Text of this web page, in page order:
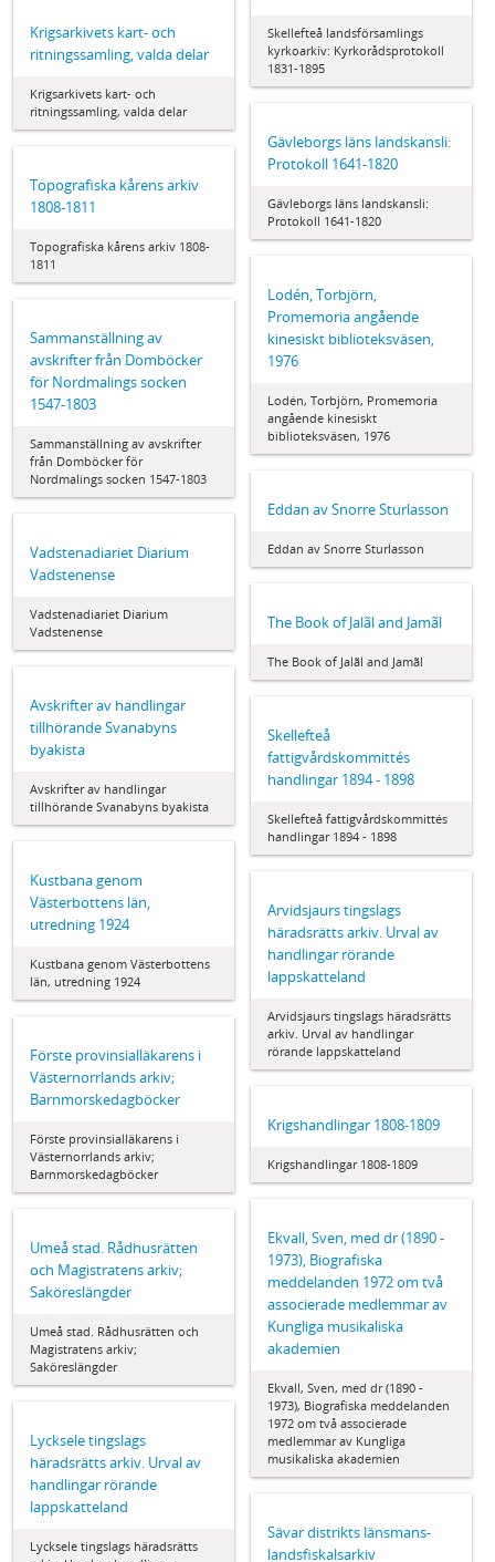
Skellefteå landsförsamlings
kyrkoarkiv: Kyrkorådsprotokoll
1831-1895
Krigsarkivets kart- och
ritningssamling, valda delar
Krigsarkivets kart- och
ritningssamling, valda delar
Gävleborgs läns landskansli:
Protokoll 1641-1820
Gävleborgs läns landskansli:
Protokoll 1641-1820
Topografiska kårens arkiv
1808-1811
Topografiska kårens arkiv 1808-
1811
Lodén, Torbjörn,
Promemoria angående
kinesiskt biblioteksväsen,
1976
Lodén, Torbjörn, Promemoria
angående kinesiskt
biblioteksväsen, 1976
Sammanställning av
avskrifter från Domböcker
för Nordmalings socken
1547-1803
Sammanställning av avskrifter
från Domböcker för
Nordmalings socken 1547-1803
Eddan av Snorre Sturlasson
Eddan av Snorre Sturlasson
Vadstenadiariet Diarium
Vadstenense
Vadstenadiariet Diarium
Vadstenense
The Book of Jalãl and Jamãl
The Book of Jalãl and Jamãl
Avskrifter av handlingar
tillhörande Svanabyns
byakista
Avskrifter av handlingar
tillhörande Svanabyns byakista
Skellefteå
fattigvårdskommittés
handlingar 1894 - 1898
Skellefteå fattigvårdskommittés
handlingar 1894 - 1898
Kustbana genom
Västerbottens län,
utredning 1924
Kustbana genom Västerbottens
län, utredning 1924
Arvidsjaurs tingslags
häradsrätts arkiv. Urval av
handlingar rörande
lappskatteland
Arvidsjaurs tingslags häradsrätts
arkiv. Urval av handlingar
rörande lappskatteland
Förste provinsialläkarens i
Västernorrlands arkiv;
Barnmorskedagböcker
Förste provinsialläkarens i
Västernorrlands arkiv;
Barnmorskedagböcker
Krigshandlingar 1808-1809
Krigshandlingar 1808-1809
Ekvall, Sven, med dr (1890 -
1973), Biografiska
meddelanden 1972 om två
associerade medlemmar av
Kungliga musikaliska
akademien
Ekvall, Sven, med dr (1890 -
1973), Biografiska meddelanden
1972 om två associerade
medlemmar av Kungliga
musikaliska akademien
Umeå stad. Rådhusrätten
och Magistratens arkiv;
Saköreslängder
Umeå stad. Rådhusrätten och
Magistratens arkiv;
Saköreslängder
Lycksele tingslags
häradsrätts arkiv. Urval av
handlingar rörande
lappskatteland
Lycksele tingslags häradsrätts
Sävar distrikts länsmans-
landsfiskalsarkiv